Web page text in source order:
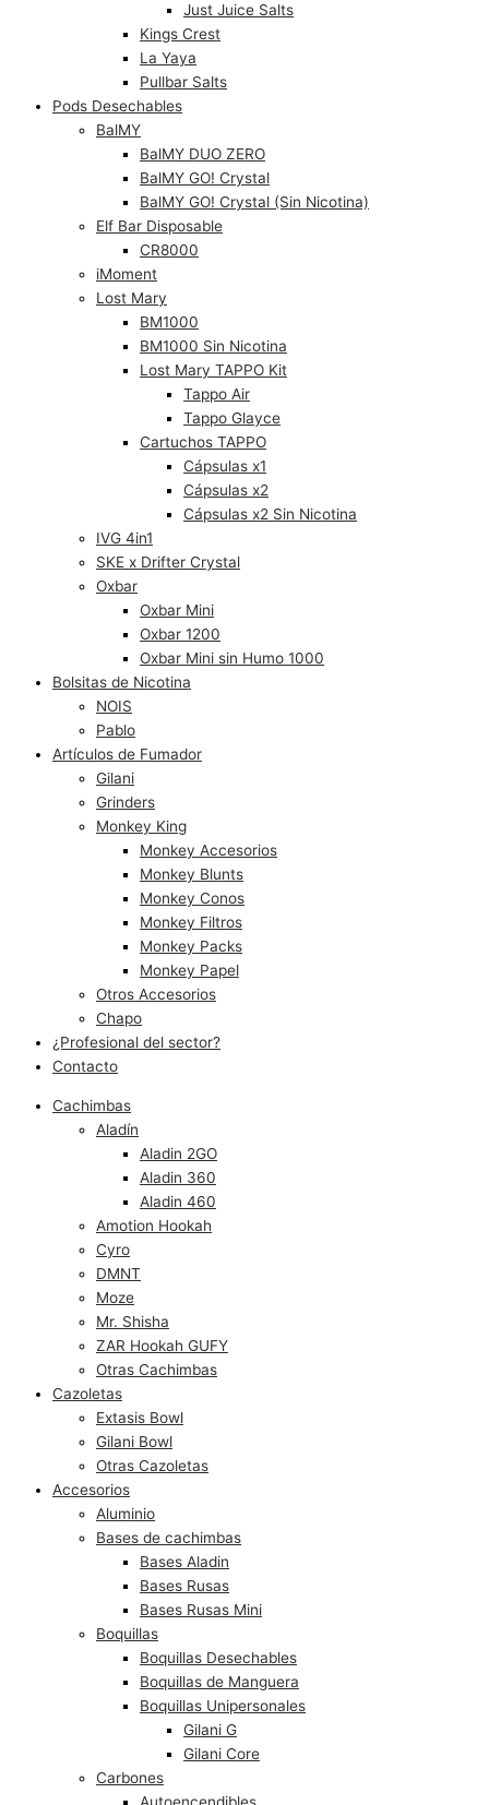
Just Juice Salts
Kings Crest
La Yaya
Pullbar Salts
Pods Desechables
BalMY
BalMY DUO ZERO
BalMY GO! Crystal
BalMY GO! Crystal (Sin Nicotina)
Elf Bar Disposable
CR8000
iMoment
Lost Mary
BM1000
BM1000 Sin Nicotina
Lost Mary TAPPO Kit
Tappo Air
Tappo Glayce
Cartuchos TAPPO
Cápsulas x1
Cápsulas x2
Cápsulas x2 Sin Nicotina
IVG 4in1
SKE x Drifter Crystal
Oxbar
Oxbar Mini
Oxbar 1200
Oxbar Mini sin Humo 1000
Bolsitas de Nicotina
NOIS
Pablo
Artículos de Fumador
Gilani
Grinders
Monkey King
Monkey Accesorios
Monkey Blunts
Monkey Conos
Monkey Filtros
Monkey Packs
Monkey Papel
Otros Accesorios
Chapo
¿Profesional del sector?
Contacto
Cachimbas
Aladín
Aladin 2GO
Aladin 360
Aladin 460
Amotion Hookah
Cyro
DMNT
Moze
Mr. Shisha
ZAR Hookah GUFY
Otras Cachimbas
Cazoletas
Extasis Bowl
Gilani Bowl
Otras Cazoletas
Accesorios
Aluminio
Bases de cachimbas
Bases Aladin
Bases Rusas
Bases Rusas Mini
Boquillas
Boquillas Desechables
Boquillas de Manguera
Boquillas Unipersonales
Gilani G
Gilani Core
Carbones
Autoencendibles